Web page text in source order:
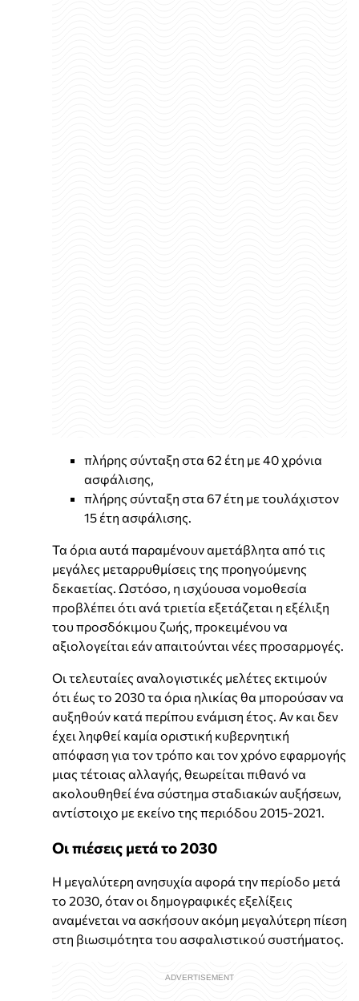
πλήρης σύνταξη στα 62 έτη με 40 χρόνια
ασφάλισης,
πλήρης σύνταξη στα 67 έτη με τουλάχιστον
15 έτη ασφάλισης.
Τα όρια αυτά παραμένουν αμετάβλητα από τις
μεγάλες μεταρρυθμίσεις της προηγούμενης
δεκαετίας. Ωστόσο, η ισχύουσα νομοθεσία
προβλέπει ότι ανά τριετία εξετάζεται η εξέλιξη
του προσδόκιμου ζωής, προκειμένου να
αξιολογείται εάν απαιτούνται νέες προσαρμογές.
Οι τελευταίες αναλογιστικές μελέτες εκτιμούν
ότι έως το 2030 τα όρια ηλικίας θα μπορούσαν να
αυξηθούν κατά περίπου ενάμιση έτος. Αν και δεν
έχει ληφθεί καμία οριστική κυβερνητική
απόφαση για τον τρόπο και τον χρόνο εφαρμογής
μιας τέτοιας αλλαγής, θεωρείται πιθανό να
ακολουθηθεί ένα σύστημα σταδιακών αυξήσεων,
αντίστοιχο με εκείνο της περιόδου 2015-2021.
Οι πιέσεις μετά το 2030
Η μεγαλύτερη ανησυχία αφορά την περίοδο μετά
το 2030, όταν οι δημογραφικές εξελίξεις
αναμένεται να ασκήσουν ακόμη μεγαλύτερη πίεση
στη βιωσιμότητα του ασφαλιστικού συστήματος.